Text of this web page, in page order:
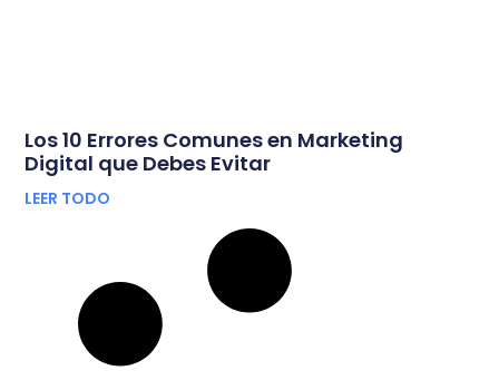
Los 10 Errores Comunes en Marketing
Digital que Debes Evitar
LEER TODO